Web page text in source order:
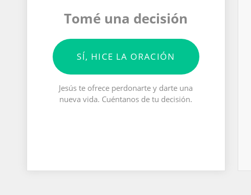
Tomé una decisión
SÍ, HICE LA ORACIÓN
Jesús te ofrece perdonarte y darte una
nueva vida. Cuéntanos de tu decisión.